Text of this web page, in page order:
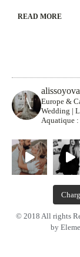
READ MORE
alissoyova
Europe &
Wedding |
Aquatique :
© 2018 All rights
by